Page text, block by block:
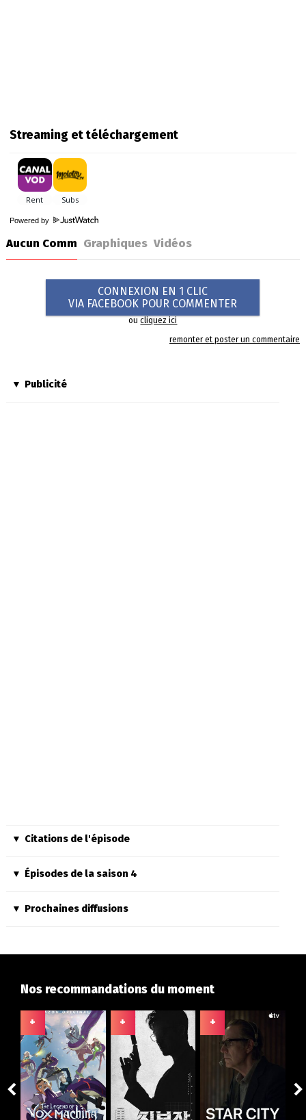
Streaming et téléchargement
Powered by
Aucun Comm Graphiques Vidéos
CONNEXION EN 1 CLIC
VIA FACEBOOK POUR COMMENTER
oucliquez ici
remonter et poster un commentaire
Publicité
Citations de l'épisode
Épisodes de la saison 4
Prochaines diffusions
Nos recommandations du moment
+ + +